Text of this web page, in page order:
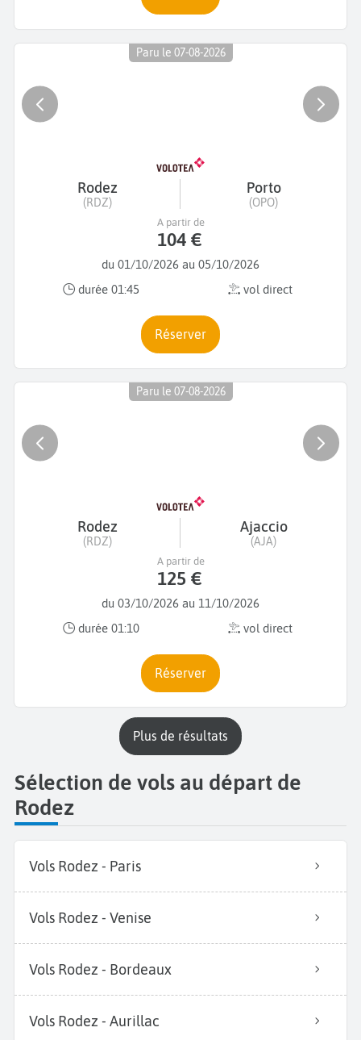
Paru le 07-08-2026
Rodez
(RDZ)
Porto
(OPO)
du 01/10/2026 au 05/10/2026
durée 01:45
vol direct
A partir de
104 €
Réserver
Paru le 07-08-2026
Rodez
(RDZ)
Ajaccio
(AJA)
du 03/10/2026 au 11/10/2026
durée 01:10
vol direct
A partir de
125 €
Réserver
plus de résultats
Sélection de vols au départ de
Rodez
Vols Rodez - Paris
Vols Rodez - Venise
Vols Rodez - Bordeaux
Vols Rodez - Aurillac